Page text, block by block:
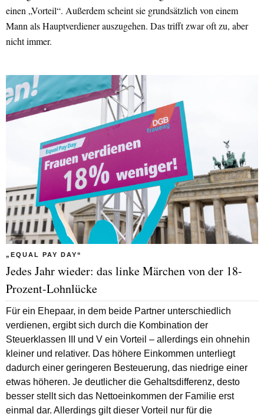
einen „Vorteil“. Außerdem scheint sie grundsätzlich von einem
Mann als Hauptverdiener auszugehen. Das trifft zwar oft zu, aber
nicht immer.
„EQUAL PAY DAY“
Jedes Jahr wieder: das linke Märchen von der 18-
Prozent-Lohnlücke
Für ein Ehepaar, in dem beide Partner unterschiedlich
verdienen, ergibt sich durch die Kombination der
Steuerklassen III und V ein Vorteil – allerdings ein ohnehin
kleiner und relativer. Das höhere Einkommen unterliegt
dadurch einer geringeren Besteuerung, das niedrige einer
etwas höheren. Je deutlicher die Gehaltsdifferenz, desto
besser stellt sich das Nettoeinkommen der Familie erst
einmal dar. Allerdings gilt dieser Vorteil nur für die